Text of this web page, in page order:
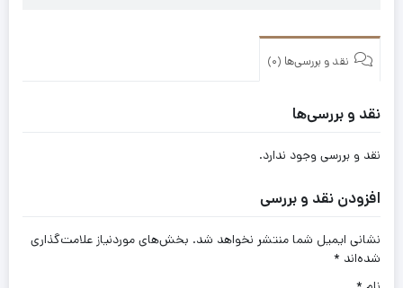
نقد و بررسی‌ها (0)
نقد و بررسی‌ها
نقد و بررسی وجود ندارد.
افزودن نقد و بررسی
نشانی ایمیل شما منتشر نخواهد شد. بخش‌های موردنیاز علامت‌گذاری
شده‌اند *